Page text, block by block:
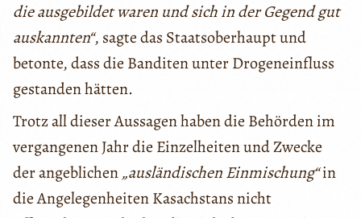
die ausgebildet waren und sich in der Gegend gut
auskannten“, sagte das Staatsoberhaupt und
betonte, dass die Banditen unter Drogeneinfluss
gestanden hätten.
Trotz all dieser Aussagen haben die Behörden im
vergangenen Jahr die Einzelheiten und Zwecke
der angeblichen„ausländischen Einmischung“in
die Angelegenheiten Kasachstans nicht